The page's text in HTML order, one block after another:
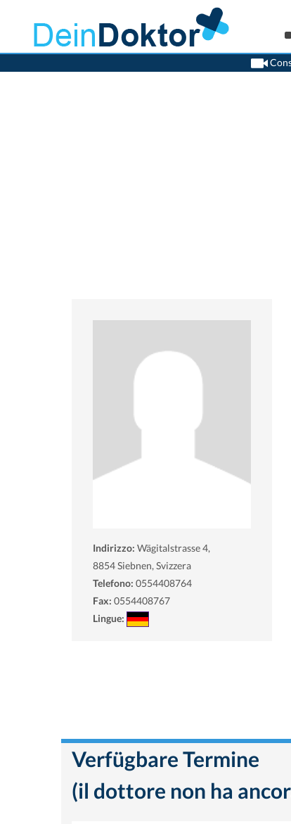
Indirizzo: Wägitalstrasse 4,
8854Siebnen, Svizzera
Telefono: 0554408764
Fax: 0554408767
Lingue:
Verfügbare Termine
(il dottore non ha